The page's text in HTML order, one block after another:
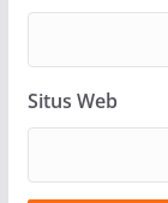
Situs Web